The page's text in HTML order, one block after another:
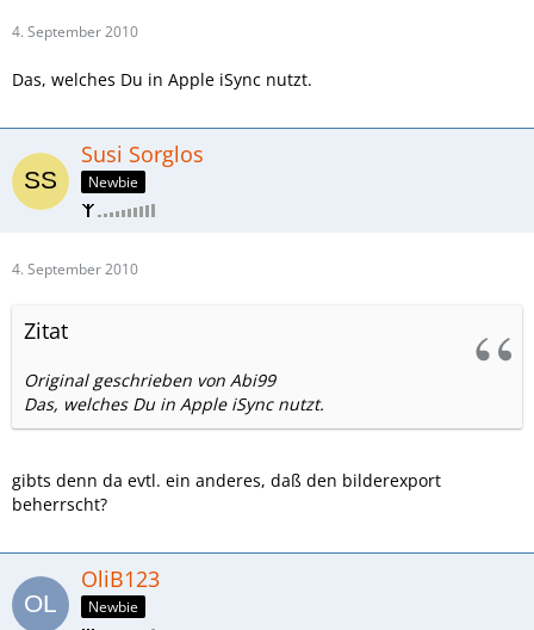
4. September 2010
Das, welches Du in Apple iSync nutzt.
Susi Sorglos
Newbie
4. September 2010
Zitat
Original geschrieben von Abi99
Das, welches Du in Apple iSync nutzt.
gibts denn da evtl. ein anderes, daß den bilderexport
beherrscht?
OliB123
Newbie